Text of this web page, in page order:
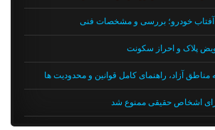
پلاک و احراز سکونت
آزاد، راهنمای کامل قوانین و محدودیت ها
اشخاص حقیقی ممنوع شد